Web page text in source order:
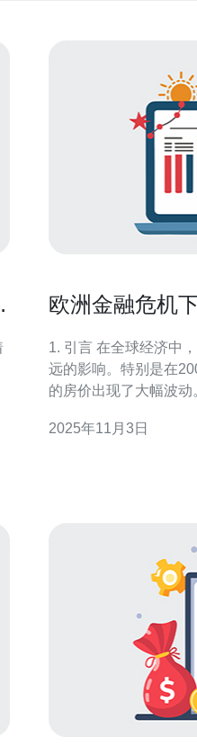
欧洲金融危机
1. 引言 在全球经济中，金融危机对各国房价走势产生了深
远的影响。特别是在
的房价出现了大幅波
器、VPS、主机及技术
2025年11月3日